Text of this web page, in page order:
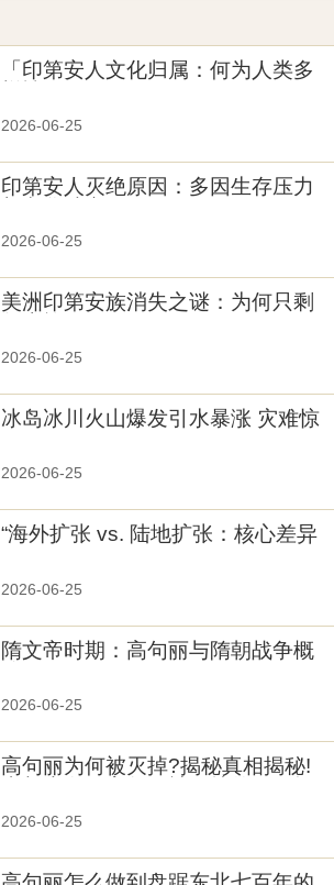
「印第安人文化归属：何为人类多
2026-06-25
印第安人灭绝原因：多因生存压力
2026-06-25
美洲印第安族消失之谜：为何只剩
2026-06-25
冰岛冰川火山爆发引水暴涨 灾难惊
2026-06-25
“海外扩张 vs. 陆地扩张：核心差异
2026-06-25
隋文帝时期：高句丽与隋朝战争概
2026-06-25
高句丽为何被灭掉?揭秘真相揭秘!
2026-06-25